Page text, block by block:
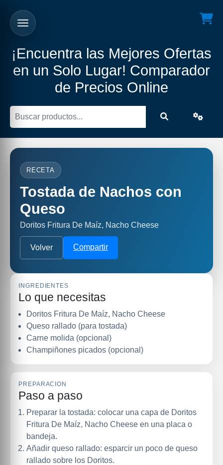
¡Encuentra las Mejores Ofertas
en un Solo Lugar! Comparador
de Precios Online
RECETA
Tostada de Nachos con
Queso
Doritos Fritura De Maíz, Nacho Cheese
Volver Compartir
INGREDIENTES
Lo que necesitas
Doritos Fritura De Maíz, Nacho Cheese
Queso rallado (para tostada)
Carne molida (opcional)
Champiñones picados (opcional)
PREPARACION
Paso a paso
Preparar la tostada: colocar una capa de Doritos
Fritura De Maíz, Nacho Cheese en una placa o
bandeja.
Añadir queso rallado: esparcir un poco de queso
rallado sobre los Doritos.